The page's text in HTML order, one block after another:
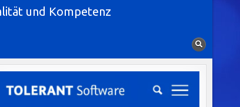
und Kompetenz